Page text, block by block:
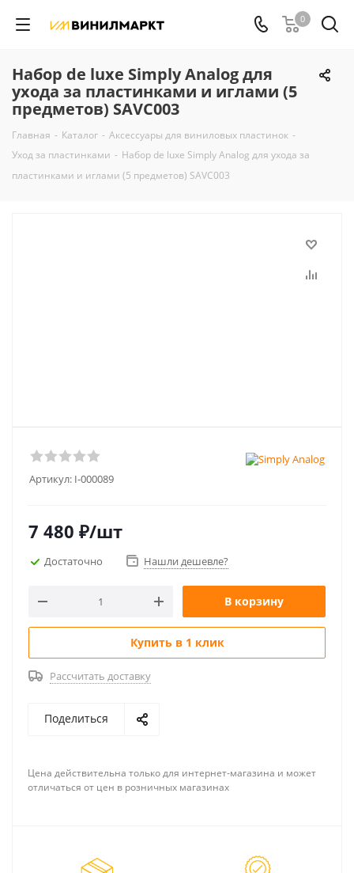
0
Набор de luxe Simply Analog для
ухода за пластинками и иглами (5
предметов) SAVC003
Главная - Каталог - Аксессуары для виниловых пластинок -
Уход за пластинками - Набор de luxe Simply Analog для ухода за
пластинками и иглами (5 предметов) SAVC003
Артикул: I-000089
7 480 ₽/шт
Достаточно Нашли дешевле?
В корзину
Купить в 1 клик
Рассчитать доставку
Поделиться
Цена действительна только для интернет-магазина и может
отличаться от цен в розничных магазинах